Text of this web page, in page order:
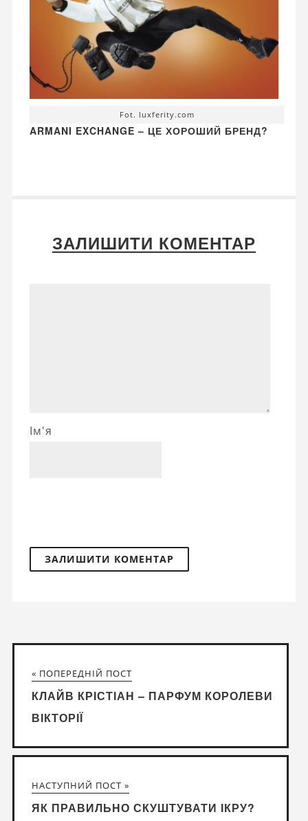
Fot. luxferity.com
ARMANI EXCHANGE – ЦЕ ХОРОШИЙ БРЕНД?
ЗАЛИШИТИ КОМЕНТАР
Ім'я
« ПОПЕРЕДНІЙ ПОСТ
КЛАЙВ КРІСТІАН – ПАРФУМ КОРОЛЕВИ
ВІКТОРІЇ
НАСТУПНИЙ ПОСТ »
ЯК ПРАВИЛЬНО СКУШТУВАТИ ІКРУ?